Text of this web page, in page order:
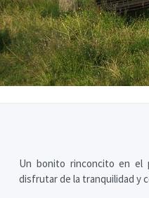
Un bonito rinconcito en el
disfrutar de la tranquilidad y